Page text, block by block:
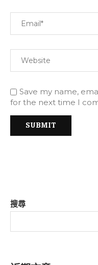
Save my name,
for the next time I
搜尋